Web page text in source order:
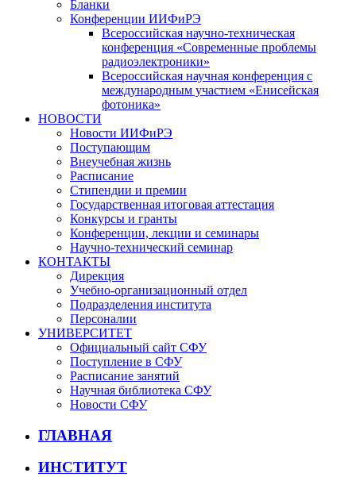
Бланки
Конференции ИИФиРЭ
Всероссийская научно-техническая
конференция «Современные проблемы
радиоэлектроники»
Всероссийская научная конференция с
международным участием «Енисейская
фотоника»
НОВОСТИ
Новости ИИФиРЭ
Поступающим
Внеучебная жизнь
Расписание
Стипендии и премии
Государственная итоговая аттестация
Конкурсы и гранты
Конференции, лекции и семинары
Научно-технический семинар
КОНТАКТЫ
Дирекция
Учебно-организационный отдел
Подразделения института
Персоналии
УНИВЕРСИТЕТ
Официальный сайт СФУ
Поступление в СФУ
Расписание занятий
Научная библиотека СФУ
Новости СФУ
ГЛАВНАЯ
ИНСТИТУТ